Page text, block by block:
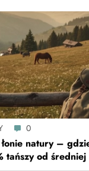
0
natury –
tańszy od